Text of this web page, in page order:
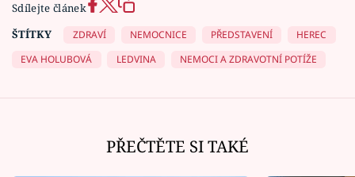
Sdílejte článek
ŠTÍTKY
ZDRAVÍ NEMOCNICE PŘEDSTAVENÍ
HEREC
EVA HOLUBOVÁ
LEDVINA NEMOCI A ZDRAVOTNÍ POTÍŽE
PŘEČTĚTE SI TAKÉ